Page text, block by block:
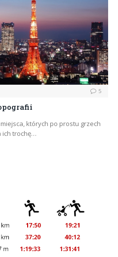
5
których po prostu grzech
ich trochę…